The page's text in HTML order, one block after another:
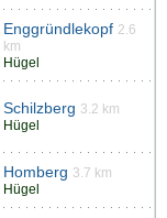
Enggründlekopf 2.6
km
Hügel
Schilzberg 3.2 km
Hügel
Homberg 3.7 km
Hügel